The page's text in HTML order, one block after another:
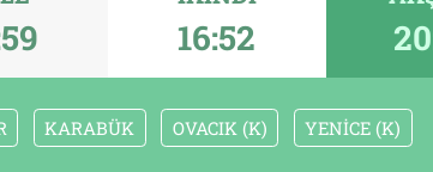
16:52
KARABÜK OVACIK (K) YENİCE (K)